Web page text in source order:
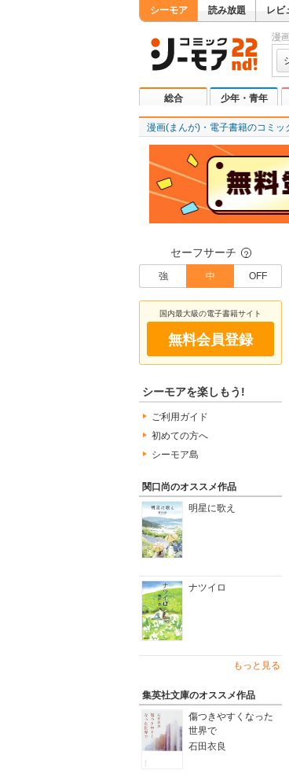
シーモア 読み放題 レビ
漫
総合 少年・青年
漫画(まんが)・電子書籍のコミッ
セーフサーチ ？
強 中 OFF
国内最大級の電子書籍サイト
無料会員登録
シーモアを楽しもう!
ご利用ガイド
初めての方へ
シーモア島
関口尚のオススメ作品
明星に歌え
ナツイロ
もっと見る
集英社文庫のオススメ作品
傷つきやすくなった
世界で
石田衣良